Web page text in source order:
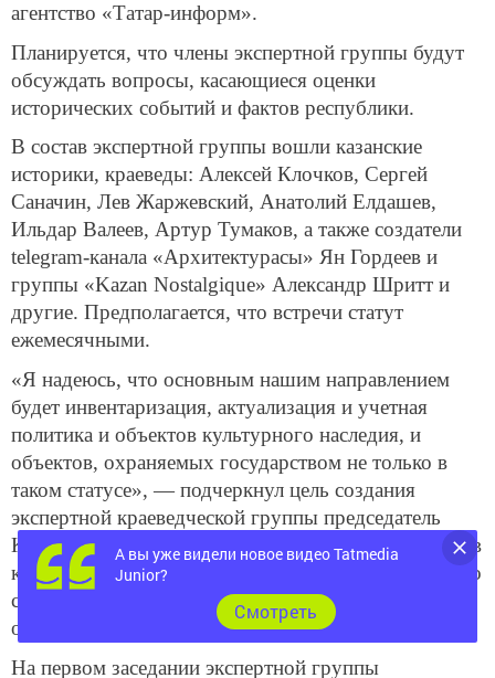
агентство «Татар-информ».
Планируется, что члены экспертной группы будут
обсуждать вопросы, касающиеся оценки
исторических событий и фактов республики.
В состав экспертной группы вошли казанские
историки, краеведы: Алексей Клочков, Сергей
Саначин, Лев Жаржевский, Анатолий Елдашев,
Ильдар Валеев, Артур Тумаков, а также создатели
telegram-канала «Архитектурасы» Ян Гордеев и
группы «Kazan Nostalgique» Александр Шритт и
другие. Предполагается, что встречи статут
ежемесячными.
«Я надеюсь, что основным нашим направлением
будет инвентаризация, актуализация и учетная
политика и объектов культурного наследия, и
объектов, охраняемых государством не только в
таком статусе», — подчеркнул цель создания
экспертной краеведческой группы председатель
Комитета Республики Татарстан по охране объектов
культурного наследия Иван Гущин. Он отметил, что
собрания планируют проводить с выездом на
объекты.
На первом заседании экспертной группы
А вы уже видели новое видео Tatmedia
Junior?
Cмотреть